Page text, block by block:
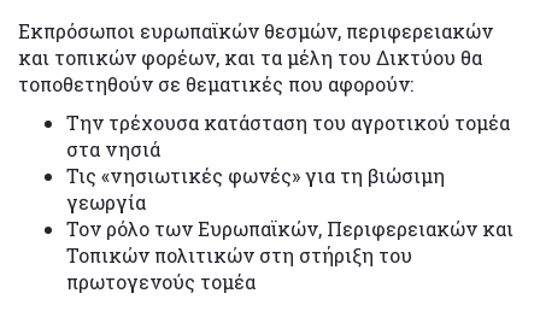
Εκπρόσωποι ευρωπαϊκών θεσμών, περιφερειακών
και τοπικών φορέων, και τα μέλη του Δικτύου θα
τοποθετηθούν σε θεματικές που αφορούν:
Την τρέχουσα κατάσταση του αγροτικού τομέα
στα νησιά
Τις «νησιωτικές φωνές» για τη βιώσιμη
γεωργία
Τον ρόλο των Ευρωπαϊκών, Περιφερειακών και
Τοπικών πολιτικών στη στήριξη του
πρωτογενούς τομέα